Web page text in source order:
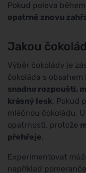
Pokud poleva
opatrně znovu
Jakou
Výběr čokolády je
čokoláda s obsahem
snadno rozpouští,
krásný lesk. Pokud
mléčnou čokoládu.
opatrnosti, protože
přehřeje.
Experimentovat
například